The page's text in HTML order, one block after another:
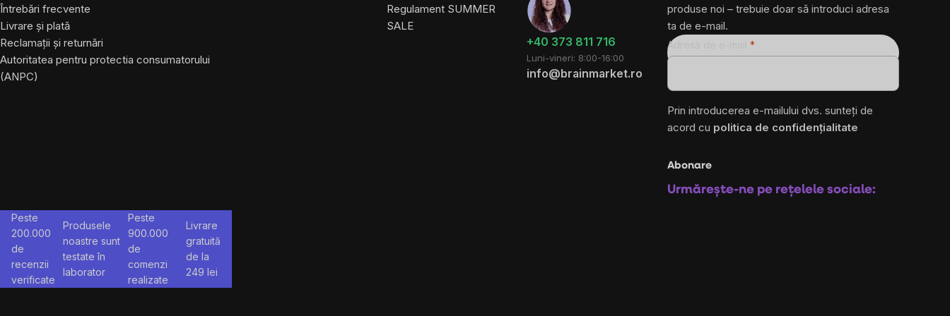
Întrebări frecvente
Livrare și plată
Reclamații și returnări
Autoritatea pentru protectia consumatorului
(ANPC)
Regulament SUMMER
SALE
+40 373 811 716
Luni-vineri: 8:00-16:00
info@brainmarket.ro
produse noi – trebuie doar să introduci adresa
ta de e-mail.
Adresă de e-mail
Prin introducerea e-mailului dvs. sunteți de
acord cu politica de confidențialitate
Abonare
Urmărește-ne pe rețelele sociale:
Peste
200.000
de
recenzii
verificate
Produsele
noastre sunt
testate în
laborator
Peste
900.000
de
comenzi
realizate
Livrare
gratuită
de la
249 lei